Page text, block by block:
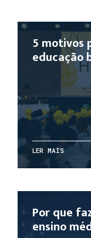
5 motivos
educação
LER MAIS
Por que
ensino